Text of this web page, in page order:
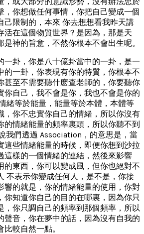
，你想做任何事情，你把自己變成一個
己限制的，本來 你去想想看我昨天講
活在這個物質世界？是因為，那是天
神的旨意，不然你根本不會出生呢。
一卦，你是八十億卦當中的一卦，是一
的一卦，你表現有你的特質，你根本不
甚至不需要聽什麽查老師的，你要聽你
你自己，我不會是你，我也不會是你的
緒等於能量，能量等於本體，本體等
，你不忠實你自己的情緒，所以你沒有
的情緒能量的頻率裏頭，所以你聽不到
我們透過 Association，的意思是，當
這些情緒能量的時候，即便你想到沙拉
這樣的一個情緒的連結，然後來影響
的東西，你可以變成風，但你也絕對不
不表示你變成任何人，是不是，你接
響的就是，你的情緒能量的使用，你對
你知道你自己的目的在哪裏，因為你只
，你只調自己的頻率到那個頻率，所以
聲音，你在夢中的話，因為沒有自我的
較自然一點。